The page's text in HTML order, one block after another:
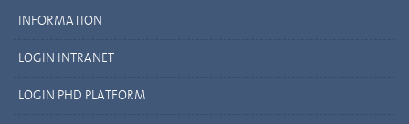
INFORMATION
LOGIN INTRANET
LOGIN PHD PLATFORM